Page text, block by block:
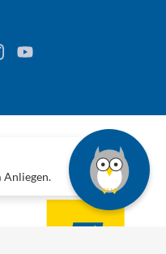
Energie in Niederösterreich
Sie Energie in
Besuchen Sie den
Anliegen.